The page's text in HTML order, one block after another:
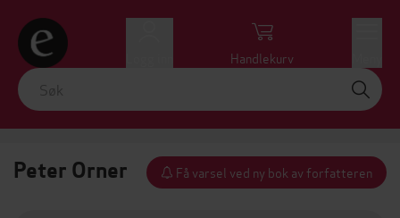
Handlekurv
Peter Orner Få varsel ved ny bok av forfatteren